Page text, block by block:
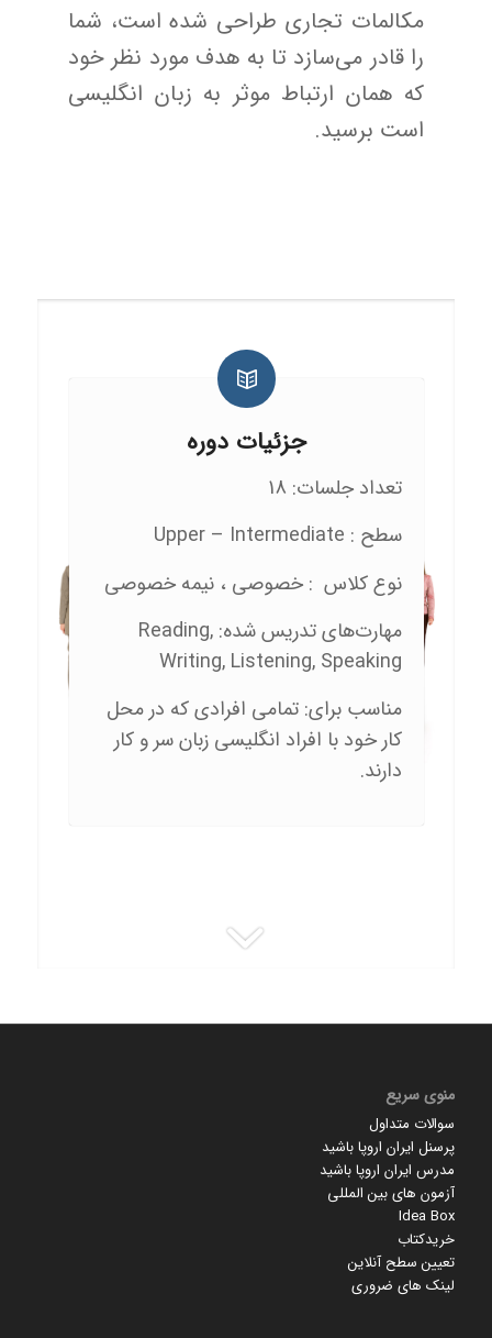
مکالمات تجاری طراحی شده است، شما
را قادر می‌سازد تا به هدف مورد نظر خود
که همان ارتباط موثر به زبان انگلیسی
است برسید.
جزئیات دوره
تعداد جلسات: 18
سطح : Upper – Intermediate
نوع کلاس : خصوصی ، نیمه خصوصی
مهارت‌های تدریس شده: Reading,
Writing, Listening, Speaking
مناسب برای: تمامی افرادی که در محل
کار خود با افراد انگلیسی زبان سر و کار
دارند.
منوی سریع
سوالات متداول
پرسنل ایران اروپا باشید
مدرس ایران اروپا باشید
آزمون های بین المللی
Idea Box
خریدکتاب
تعیین سطح آنلاین
لینک های ضروری